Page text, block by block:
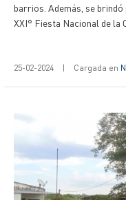
barrios. Además, se
XXI° Fiesta Nacional de la
25-02-2024 | Cargada en